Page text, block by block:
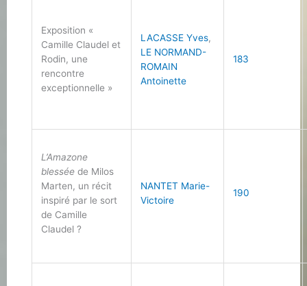
Exposition «
Camille Claudel et
Rodin, une
rencontre
exceptionnelle »
LACASSE Yves,
LE NORMAND-
ROMAIN
Antoinette
183
L’Amazone
blessée de Milos
Marten, un récit
inspiré par le sort
de Camille
Claudel ?
NANTET Marie-
Victoire
190